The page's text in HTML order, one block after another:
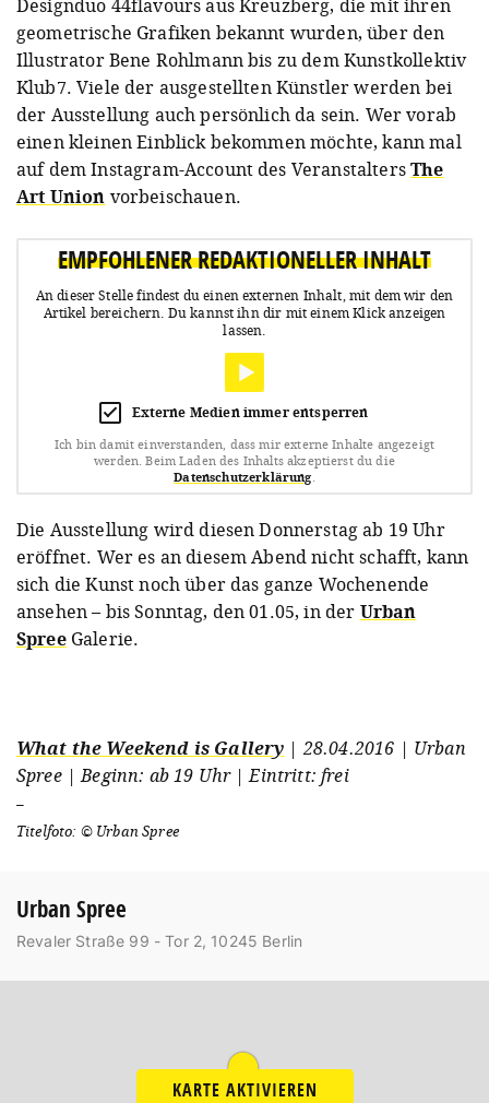
Designduo 44flavours aus Kreuzberg, die mit ihren
geometrische Grafiken bekannt wurden, über den
Illustrator Bene Rohlmann bis zu dem Kunstkollektiv
Klub7. Viele der ausgestellten Künstler werden bei
der Ausstellung auch persönlich da sein. Wer vorab
einen kleinen Einblick bekommen möchte, kann mal
auf dem Instagram-Account des VeranstaltersThe
Art Union vorbeischauen.
EMPFOHLENER REDAKTIONELLER INHALT
An dieser Stelle findest du einen externen Inhalt, mit dem wir den
Artikel bereichern. Du kannst ihn dir mit einem Klick anzeigen
lassen.
Externe Medien immer entsperren
Ich bin damit einverstanden, dass mir externe Inhalte angezeigt
werden. Beim Laden des Inhalts akzeptierst du die
Datenschutzerklärung
Die Ausstellung wird diesen Donnerstag ab 19 Uhr
eröffnet. Wer es an diesem Abend nicht schafft, kann
sich die Kunst noch über das ganze Wochenende
ansehen – bis Sonntag, den 01.05, in der Urban
SpreeGalerie.
What the Weekend is Gallery | 28.04.2016 | Urban
Spree | Beginn: ab 19 Uhr | Eintritt: frei
–
Titelfoto: © Urban Spree
Urban Spree
Revaler Straße 99 - Tor 2, 10245 Berlin
KARTE AKTIVIEREN